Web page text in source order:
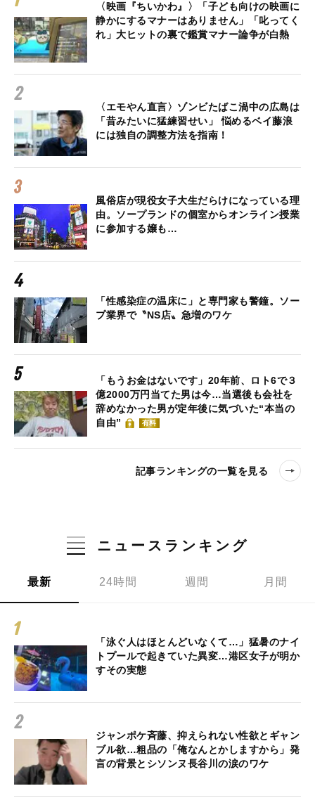
〈映画『ちいかわ』〉「子ども向けの映画に
静かにするマナーはありません」「叱ってく
れ」大ヒットの裏で鑑賞マナー論争が白熱
〈エモやん直言〉ゾンビたばこ渦中の広島は
「昔みたいに猛練習せい」 悩めるベイ藤浪
には独自の調整方法を指南！
風俗店が現役女子大生だらけになっている理
由。ソープランドの個室からオンライン授業
に参加する嬢も…
「性感染症の温床に」と専門家も警鐘。ソー
プ業界で〝NS店〟急増のワケ
「もうお金はないです」20年前、ロト6で３
億2000万円当てた男は今…当選後も会社を
辞めなかった男が定年後に気づいた“本当の
自由”
有料
記事ランキングの一覧を見る
ニュースランキング
最新 24時間 週間 月間
「泳ぐ人はほとんどいなくて…」猛暑のナイ
トプールで起きていた異変…港区女子が明か
すその実態
ジャンポケ斉藤、抑えられない性欲とギャン
ブル欲…粗品の「俺なんとかしますから」発
言の背景とシソンヌ長谷川の涙のワケ